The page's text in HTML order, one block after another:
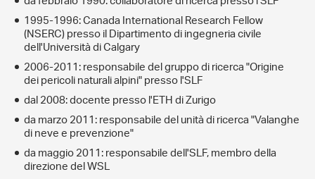
1995-1996: Canada International Research Fellow
(NSERC) presso il Dipartimento di ingegneria civile
dell'Università di Calgary
2006-2011: responsabile del gruppo di ricerca "Origine
dei pericoli naturali alpini" presso l'SLF
dal 2008: docente presso l'ETH di Zurigo
da marzo 2011: responsabile del unità di ricerca "Valanghe
di neve e prevenzione"
da maggio 2011: responsabile dell'SLF, membro della
direzione del WSL